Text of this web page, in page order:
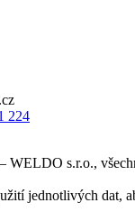
224
s.r.o.,
jednotlivých dat,